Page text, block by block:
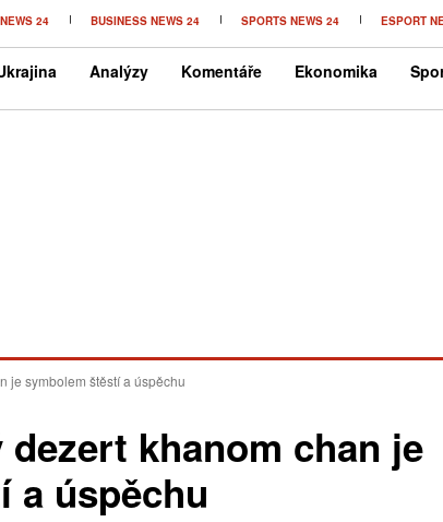
24 BUSINESS NEWS 24 SPORTS NEWS 24 ESPORT
Analýzy Komentáře Ekonomika
je symbolem štěstí a úspěchu
khanom chan je
a úspěchu